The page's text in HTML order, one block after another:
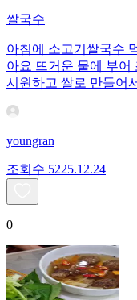
쌀국수
아침에 소고기쌀국수
아요 뜨거운 물에 부어
시원하고 쌀로 만들어
youngran
조회수 5225.12.24
0